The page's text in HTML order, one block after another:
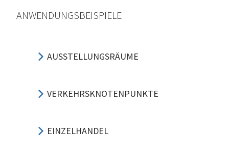
ANWENDUNGSBEISPIELE
AUSSTELLUNGSRÄUME
VERKEHRSKNOTENPUNKTE
EINZELHANDEL